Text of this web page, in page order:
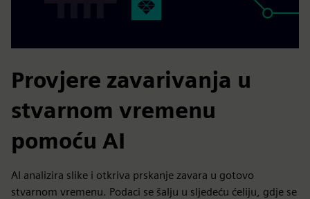
Provjere zavarivanja u
stvarnom vremenu
pomoću AI
AI analizira slike i otkriva prskanje zavara u gotovo
stvarnom vremenu. Podaci se šalju u sljedeću ćeliju, gdje se